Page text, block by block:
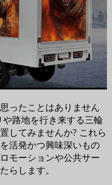
ったことはありません
や路地を行き来する三輪
してみませんか? これら
活発かつ興味深いもの
モーションや公共サー
らします。